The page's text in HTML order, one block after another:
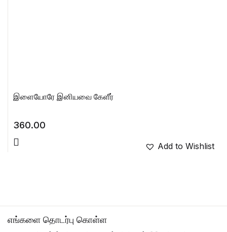
இளையோரே இனியவை கேளீர்
360.00
Add to Wishlist
எங்களை தொடர்பு கொள்ள